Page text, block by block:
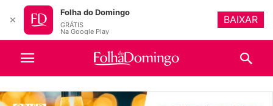
✕
Folha do Domingo
GRÁTIS
Na Google Play
BAIXAR